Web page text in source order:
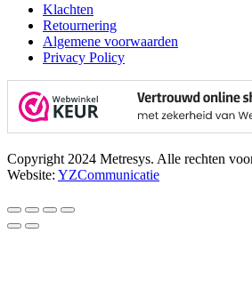
Klachten
Retournering
Algemene voorwaarden
Privacy Policy
Copyright 2024 Metresys. Alle rechten
Website: YZCommunicatie